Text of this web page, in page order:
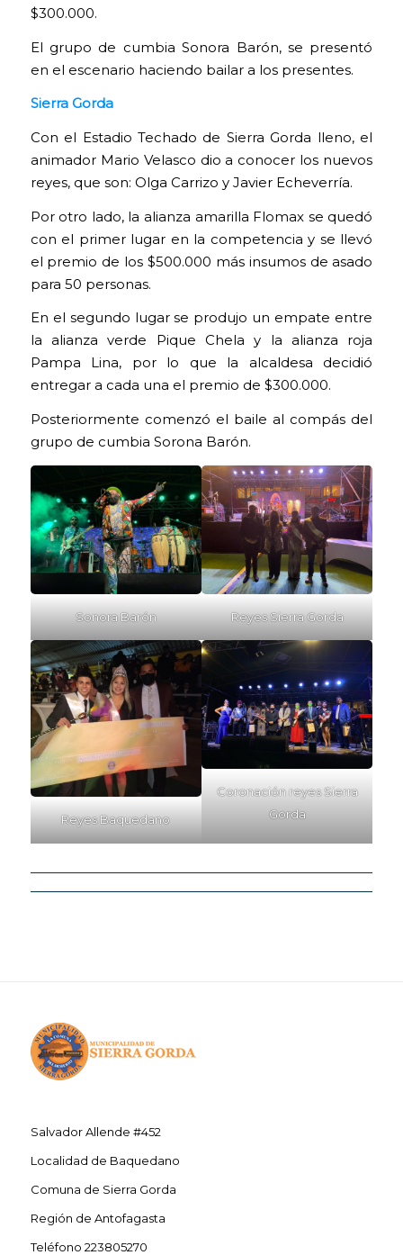
$300.000.
El grupo de cumbia Sonora Barón, se presentó
en el escenario haciendo bailar a los presentes.
Sierra Gorda
Con el Estadio Techado de Sierra Gorda lleno, el
animador Mario Velasco dio a conocer los nuevos
reyes, que son: Olga Carrizo y Javier Echeverría.
Por otro lado, la alianza amarilla Flomax se quedó
con el primer lugar en la competencia y se llevó
el premio de los $500.000 más insumos de asado
para 50 personas.
En el segundo lugar se produjo un empate entre
la alianza verde Pique Chela y la alianza roja
Pampa Lina, por lo que la alcaldesa decidió
entregar a cada una el premio de $300.000.
Posteriormente comenzó el baile al compás del
grupo de cumbia Sorona Barón.
Sonora Barón Reyes Sierra Gorda
Reyes Baquedano
Coronación reyes Sierra
Gorda
Salvador Allende #452
Localidad de Baquedano
Comuna de Sierra Gorda
Región de Antofagasta
Teléfono 223805270